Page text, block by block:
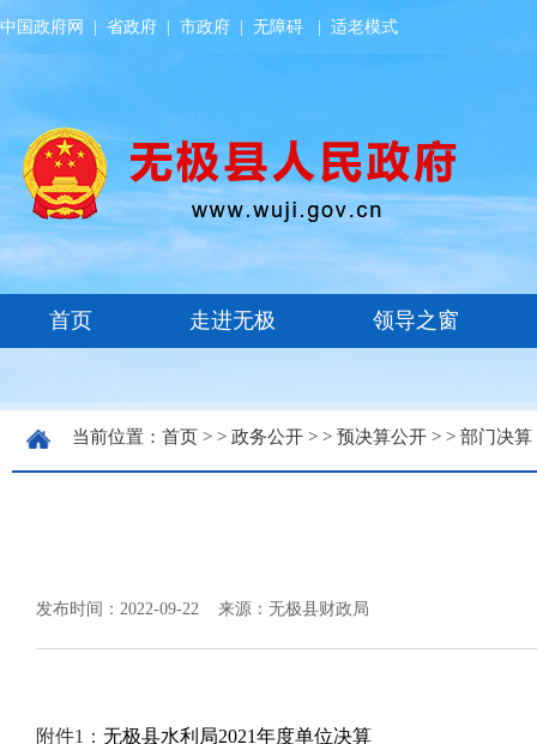
中国政府网 省政府 市政府 无障碍 适老模式
当前位置： 首页 > > 政务公开 > > 预决算公开 > > 部门决算
发布时间：2022-09-22 来源：无极县财政局
附件1： 无极县水利局2021年度单位决算